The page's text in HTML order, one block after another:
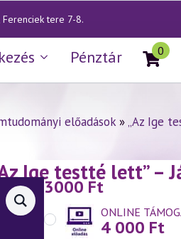
Ferenciek tere 7-8.
Pénztár 0
előadások»„Az Ige
Ige testté lett” –
3000Ft
ONLINE
4 000 Ft